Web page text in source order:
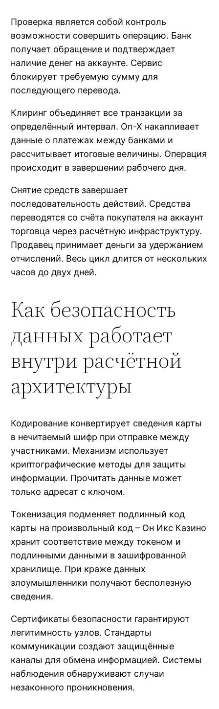
Проверка является собой контроль
возможности совершить операцию. Банк
получает обращение и подтверждает
наличие денег на аккаунте. Сервис
блокирует требуемую сумму для
последующего перевода.
Клиринг объединяет все транзакции за
определённый интервал. On-X накапливает
данные о платежах между банками и
рассчитывает итоговые величины. Операция
происходит в завершении рабочего дня.
Снятие средств завершает
последовательность действий. Средства
переводятся со счёта покупателя на аккаунт
торговца через расчётную инфраструктуру.
Продавец принимает деньги за удержанием
отчислений. Весь цикл длится от нескольких
часов до двух дней.
Как безопасность
данных работает
внутри расчётной
архитектуры
Кодирование конвертирует сведения карты
в нечитаемый шифр при отправке между
участниками. Механизм использует
криптографические методы для защиты
информации. Прочитать данные может
только адресат с ключом.
Токенизация подменяет подлинный код
карты на произвольный код – Он Икс Казино
хранит соответствие между токеном и
подлинными данными в зашифрованной
хранилище. При краже данных
злоумышленники получают бесполезную
сведения.
Сертификаты безопасности гарантируют
легитимность узлов. Стандарты
коммуникации создают защищённые
каналы для обмена информацией. Системы
наблюдения обнаруживают случаи
незаконного проникновения.